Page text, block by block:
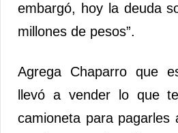
embargó, hoy la deuda
millones de pesos”.
Agrega Chaparro que
llevó a vender lo que
camioneta para pagarles